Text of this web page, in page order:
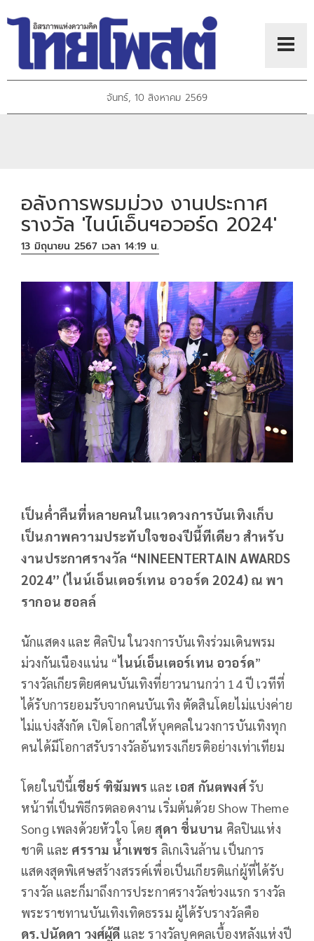
จันทร์, 10 สิงหาคม 2569
อลังการพรมม่วง งานประกาศ
รางวัล 'ไนน์เอ็นฯอวอร์ด 2024'
13 มิถุนายน 2567 เวลา 14:19 น.
เป็นค่ำคืนที่หลายคนในแวดวงการบันเทิงเก็บ
เป็นภาพความประทับใจของปีนี้ทีเดียว สำหรับ
งานประกาศรางวัล “NINEENTERTAIN AWARDS
2024” (ไนน์เอ็นเตอร์เทน อวอร์ด 2024) ณ พา
รากอน ฮอลล์
นักแสดง และ ศิลปิน ในวงการบันเทิงร่วมเดินพรม
ม่วงกันเนืองแน่น “ไนน์เอ็นเตอร์เทน อวอร์ด”
รางวัลเกียรติยศคนบันเทิงที่ยาวนานกว่า 14 ปี เวทีที่
ได้รับการยอมรับจากคนบันเทิง ตัดสินโดยไม่แบ่งค่าย
ไม่แบ่งสังกัด เปิดโอกาสให้บุคคลในวงการบันเทิงทุก
คนได้มีโอกาสรับรางวัลอันทรงเกียรติอย่างเท่าเทียม
โดยในปีนี้เชียร์ ฑิฆัมพร และ เอส กันตพงศ์รับ
หน้าที่เป็นพิธีกรตลอดงาน เริ่มต้นด้วย Show Theme
Song เพลงด้วยหัวใจ โดย สุดา ชื่นบาน ศิลปินแห่ง
ชาติ และ ศรราม น้ำเพชร ลิเกเงินล้าน เป็นการ
แสดงสุดพิเศษสร้างสรรค์เพื่อเป็นเกียรติแก่ผู้ที่ได้รับ
รางวัล และก็มาถึงการประกาศรางวัลช่วงแรก รางวัล
พระราชทานบันเทิงเทิดธรรม ผู้ได้รับรางวัลคือ
ดร.ปนัดดา วงศ์ผู้ดี และ รางวัลบุคคลเบื้องหลังแห่งปี